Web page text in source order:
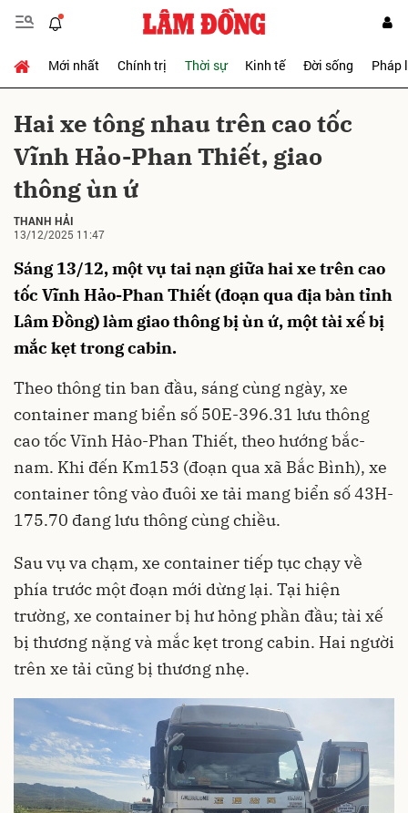
Mới nhất Chính trị Thời sự Kinh tế Đời sống Pháp
Hai xe tông nhau trên cao tốc
Vĩnh Hảo-Phan Thiết, giao
thông ùn ứ
THANH HẢI
13/12/2025 11:47
Sáng 13/12, một vụ tai nạn giữa hai xe trên cao
tốc Vĩnh Hảo-Phan Thiết (đoạn qua địa bàn tỉnh
Lâm Đồng) làm giao thông bị ùn ứ, một tài xế bị
mắc kẹt trong cabin.
Theo thông tin ban đầu, sáng cùng ngày, xe
container mang biển số 50E-396.31 lưu thông
cao tốcVĩnh Hảo-Phan Thiết, theo hướng bắc-
nam. Khi đến Km153 (đoạn qua xã Bắc Bình), xe
container tông vào đuôi xe tải mang biển số 43H-
175.70 đang lưu thông cùng chiều.
Sau vụ va chạm, xe container tiếp tục chạy về
phía trước một đoạn mới dừng lại. Tại hiện
trường, xe container bị hư hỏng phần đầu; tài xế
bị thương nặng và mắc kẹt trong cabin. Hai người
trên xe tải cũng bị thương nhẹ.
Gửi bình luận
Hủy Gửi